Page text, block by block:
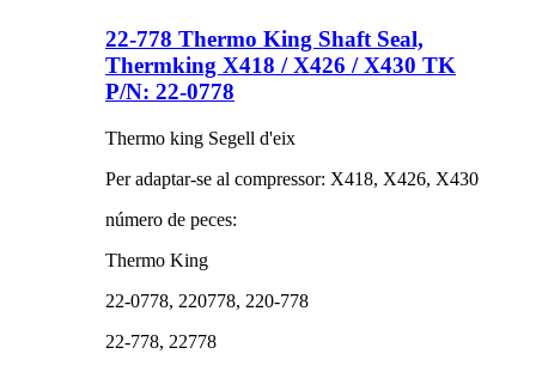
22-778 Thermo King Shaft Seal,
Thermking X418 / X426 / X430 TK
P/N: 22-0778
Thermo king Segell d'eix
Per adaptar-se al compressor: X418, X426, X430
número de peces:
Thermo King
22-0778, 220778, 220-778
22-778, 22778